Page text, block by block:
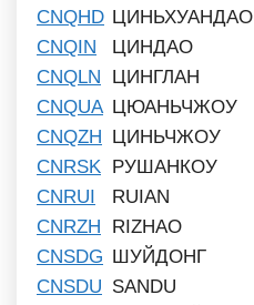
CNQHD ЦИНЬХУАНДАО
CNQIN
ЦИНДАО
CNQLN
ЦИНГЛАН
CNQUA ЦЮАНЬЧЖОУ
CNQZH
ЦИНЬЧЖОУ
CNRSK
РУШАНКОУ
CNRUI
RUIAN
CNRZH
RIZHAO
CNSDG
ШУЙДОНГ
CNSDU SANDU